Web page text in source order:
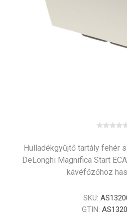
Hulladékgyűjtő tartály fehér
DeLonghi Magnifica Start
kávéfőzőhöz
SKU:
GTIN: